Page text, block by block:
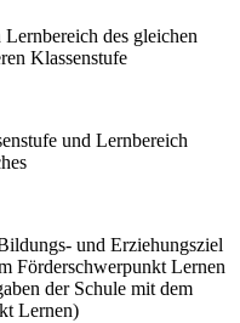
des gleichen
Klassenstufe
und Lernbereich
und Erziehungsziel
Förderschwerpunkt Lernen
der Schule mit dem
Lernen)